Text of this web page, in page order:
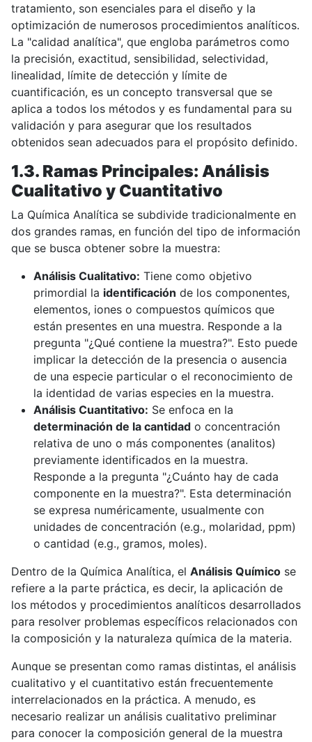
tratamiento, son esenciales para el diseño y la
optimización de numerosos procedimientos analíticos.
La "calidad analítica", que engloba parámetros como
la precisión, exactitud, sensibilidad, selectividad,
linealidad, límite de detección y límite de
cuantificación, es un concepto transversal que se
aplica a todos los métodos y es fundamental para su
validación y para asegurar que los resultados
obtenidos sean adecuados para el propósito definido.
1.3. Ramas Principales: Análisis
Cualitativo y Cuantitativo
La Química Analítica se subdivide tradicionalmente en
dos grandes ramas, en función del tipo de información
que se busca obtener sobre la muestra:
Análisis Cualitativo: Tiene como objetivo
primordial la identificación de los componentes,
elementos, iones o compuestos químicos que
están presentes en una muestra. Responde a la
pregunta "¿Qué contiene la muestra?". Esto puede
implicar la detección de la presencia o ausencia
de una especie particular o el reconocimiento de
la identidad de varias especies en la muestra.
Análisis Cuantitativo: Se enfoca en la
determinación de la cantidad o concentración
relativa de uno o más componentes (analitos)
previamente identificados en la muestra.
Responde a la pregunta "¿Cuánto hay de cada
componente en la muestra?". Esta determinación
se expresa numéricamente, usualmente con
unidades de concentración (e.g., molaridad, ppm)
o cantidad (e.g., gramos, moles).
Dentro de la Química Analítica, el Análisis Químico se
refiere a la parte práctica, es decir, la aplicación de
los métodos y procedimientos analíticos desarrollados
para resolver problemas específicos relacionados con
la composición y la naturaleza química de la materia.
Aunque se presentan como ramas distintas, el análisis
cualitativo y el cuantitativo están frecuentemente
interrelacionados en la práctica. A menudo, es
necesario realizar un análisis cualitativo preliminar
para conocer la composición general de la muestra